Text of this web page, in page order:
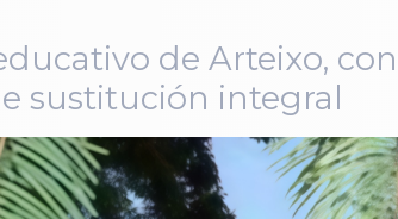
de Arteixo,
sustitución integral